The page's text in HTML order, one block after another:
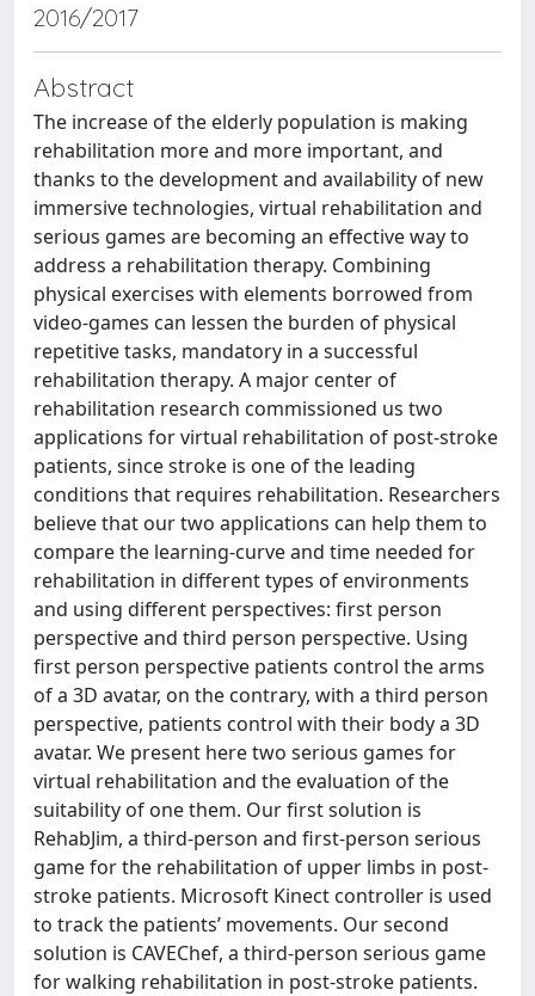
2016/2017
Abstract
The increase of the elderly population is making
rehabilitation more and more important, and
thanks to the development and availability of new
immersive technologies, virtual rehabilitation and
serious games are becoming an effective way to
address a rehabilitation therapy. Combining
physical exercises with elements borrowed from
video-games can lessen the burden of physical
repetitive tasks, mandatory in a successful
rehabilitation therapy. A major center of
rehabilitation research commissioned us two
applications for virtual rehabilitation of post-stroke
patients, since stroke is one of the leading
conditions that requires rehabilitation. Researchers
believe that our two applications can help them to
compare the learning-curve and time needed for
rehabilitation in different types of environments
and using different perspectives: first person
perspective and third person perspective. Using
first person perspective patients control the arms
of a 3D avatar, on the contrary, with a third person
perspective, patients control with their body a 3D
avatar. We present here two serious games for
virtual rehabilitation and the evaluation of the
suitability of one them. Our first solution is
RehabJim, a third-person and first-person serious
game for the rehabilitation of upper limbs in post-
stroke patients. Microsoft Kinect controller is used
to track the patients’ movements. Our second
solution is CAVEChef, a third-person serious game
for walking rehabilitation in post-stroke patients.